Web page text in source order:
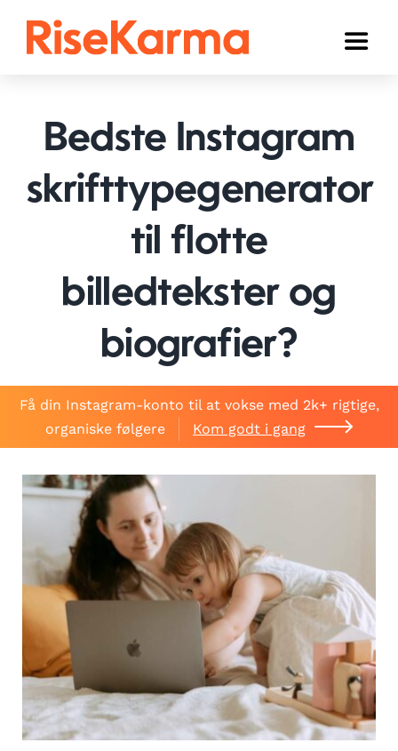
Toggle
TikTok
Facebook
Andre
Bedste Instagram
skrifttypegenerator
til flotte
billedtekster og
biografier?
Få din Instagram-konto til at vokse med 2k+ rigtige,
organiske følgere
Kom godt i gang